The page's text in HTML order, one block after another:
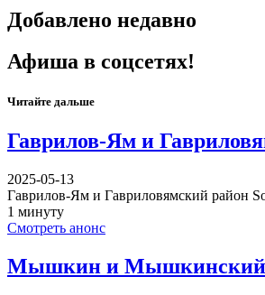
Добавлено недавно
Афиша в соцсетях!
Читайте дальше
Гаврилов-Ям и
2025-05-13
Гаврилов-Ям и Гавриловямский район
1 минуту
Смотреть анонс
Мышкин и Мышкинский